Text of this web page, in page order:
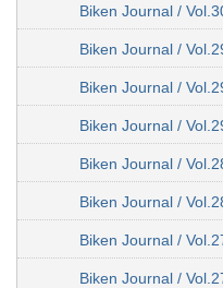
Biken Journal /
Biken Journal /
Biken Journal /
Biken Journal /
Biken Journal /
Biken Journal /
Biken Journal /
Biken Journal /